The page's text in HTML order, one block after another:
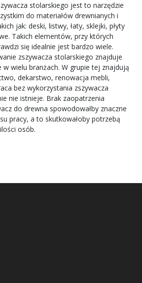
stolarskiego jest to narzędzie
do materiałów drewnianych i
jak: deski, listwy, łaty, sklejki, płyty
Takich elementów, przy których
się idealnie jest bardzo wiele.
zszywacza stolarskiego znajduje
wielu branżach. W grupie tej znajdują
dekarstwo, renowacja mebli,
bez wykorzystania zszywacza
nie istnieje. Brak zaopatrzenia
do drewna spowodowałby znaczne
pracy, a to skutkowałoby potrzebą
osób.